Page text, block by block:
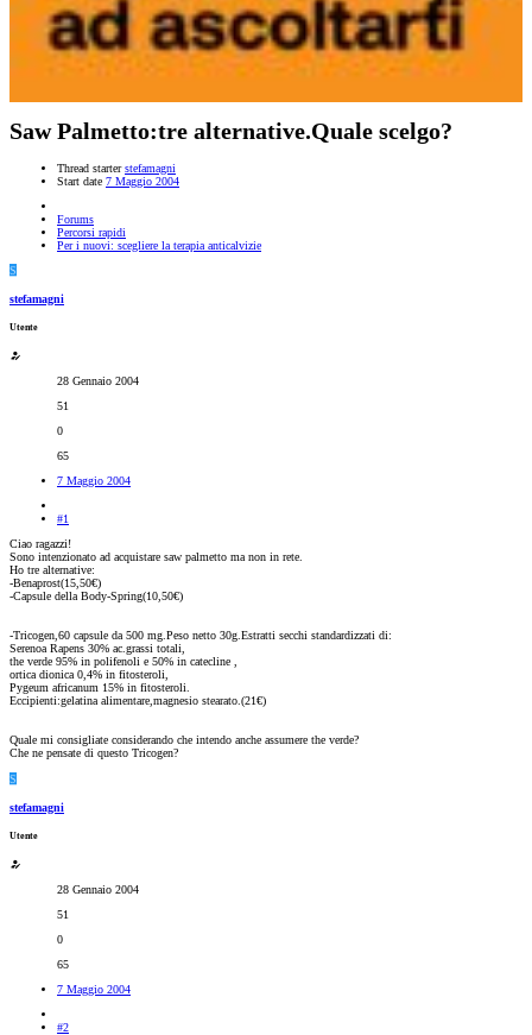
Saw Palmetto:tre alternative.Quale scelgo?
Thread starter stefamagni
Start date 7 Maggio 2004
Forums
Percorsi rapidi
Per i nuovi: scegliere la terapia anticalvizie
S
stefamagni
Utente
28 Gennaio 2004
51
0
65
7 Maggio 2004
#1
Ciao ragazzi!
Sono intenzionato ad acquistare saw palmetto ma non in rete.
Ho tre alternative:
-Benaprost(15,50€)
-Capsule della Body-Spring(10,50€)
-Tricogen,60 capsule da 500 mg.Peso netto 30g.Estratti secchi standardizzati di:
Serenoa Rapens 30% ac.grassi totali,
the verde 95% in polifenoli e 50% in catecline ,
ortica dionica 0,4% in fitosteroli,
Pygeum africanum 15% in fitosteroli.
Eccipienti:gelatina alimentare,magnesio stearato.(21€)
Quale mi consigliate considerando che intendo anche assumere the verde?
Che ne pensate di questo Tricogen?
S
stefamagni
Utente
28 Gennaio 2004
51
0
65
7 Maggio 2004
#2